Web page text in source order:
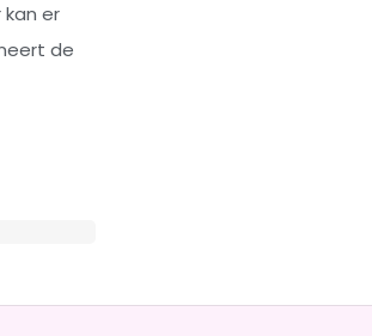
er
de